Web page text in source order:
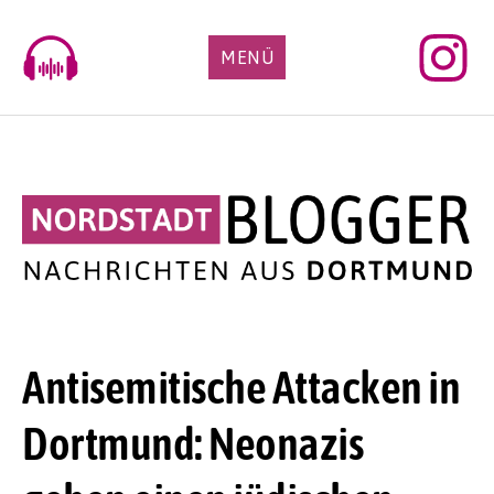
content
MENÜ
Antisemitische Attacken in
Dortmund: Neonazis